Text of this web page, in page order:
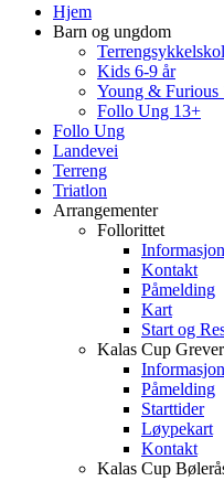
Hjem
Barn og ungdom
Kids 6-9 år
Young & Furious
Follo Ung 13+
Follo Ung
Landevei
Terreng
Triatlon
Arrangementer
Follorittet
Informasjon
Kontakt
Påmelding
Kart
Start og
Kalas Cup
Informasjon
Påmelding
Starttider
Løypekart
Kontakt
Kalas Cup